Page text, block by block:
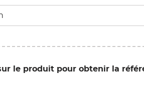
le produit pour obtenir la